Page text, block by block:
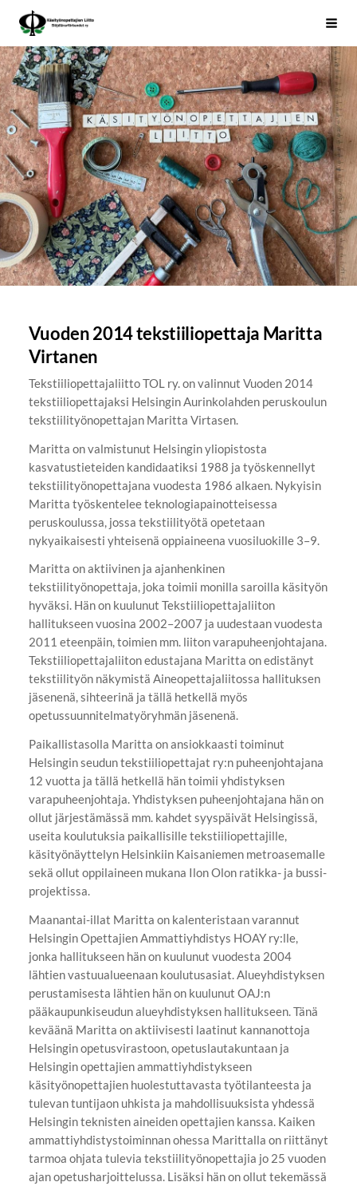
Siirry
sivun
sisältöön
Käsityönopettajien Liitto
Vuoden 2014 tekstiiliopettaja Maritta
Virtanen
Tekstiiliopettajaliitto TOL ry. on valinnut Vuoden 2014
tekstiiliopettajaksi Helsingin Aurinkolahden peruskoulun
tekstiilityönopettajan Maritta Virtasen.
Maritta on valmistunut Helsingin yliopistosta
kasvatustieteiden kandidaatiksi 1988 ja työskennellyt
tekstiilityönopettajana vuodesta 1986 alkaen. Nykyisin
Maritta työskentelee teknologiapainotteisessa
peruskoulussa, jossa tekstiilityötä opetetaan
nykyaikaisesti yhteisenä oppiaineena vuosiluokille 3–9.
Maritta on aktiivinen ja ajanhenkinen
tekstiilityönopettaja, joka toimii monilla saroilla käsityön
hyväksi. Hän on kuulunut Tekstiiliopettajaliiton
hallitukseen vuosina 2002–2007 ja uudestaan vuodesta
2011 eteenpäin, toimien mm. liiton varapuheenjohtajana.
Tekstiiliopettajaliiton edustajana Maritta on edistänyt
tekstiilityön näkymistä Aineopettajaliitossa hallituksen
jäsenenä, sihteerinä ja tällä hetkellä myös
opetussuunnitelmatyöryhmän jäsenenä.
Paikallistasolla Maritta on ansiokkaasti toiminut
Helsingin seudun tekstiiliopettajat ry:n puheenjohtajana
12 vuotta ja tällä hetkellä hän toimii yhdistyksen
varapuheenjohtaja. Yhdistyksen puheenjohtajana hän on
ollut järjestämässä mm. kahdet syyspäivät Helsingissä,
useita koulutuksia paikallisille tekstiiliopettajille,
käsityönäyttelyn Helsinkiin Kaisaniemen metroasemalle
sekä ollut oppilaineen mukana Ilon Olon ratikka- ja bussi-
projektissa.
Maanantai-illat Maritta on kalenteristaan varannut
Helsingin Opettajien Ammattiyhdistys HOAY ry:lle,
jonka hallitukseen hän on kuulunut vuodesta 2004
lähtien vastuualueenaan koulutusasiat. Alueyhdistyksen
perustamisesta lähtien hän on kuulunut OAJ:n
pääkaupunkiseudun alueyhdistyksen hallitukseen. Tänä
keväänä Maritta on aktiivisesti laatinut kannanottoja
Helsingin opetusvirastoon, opetuslautakuntaan ja
Helsingin opettajien ammattiyhdistykseen
käsityönopettajien huolestuttavasta työtilanteesta ja
tulevan tuntijaon uhkista ja mahdollisuuksista yhdessä
Helsingin teknisten aineiden opettajien kanssa. Kaiken
ammattiyhdistystoiminnan ohessa Marittalla on riittänyt
tarmoa ohjata tulevia tekstiilityönopettajia jo 25 vuoden
ajan opetusharjoittelussa. Lisäksi hän on ollut tekemässä